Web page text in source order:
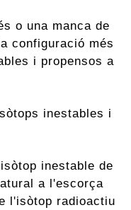
o una manca de
configuració més
i propensos a
inestables i
inestable de
a l'escorça
l'isòtop radioactiu